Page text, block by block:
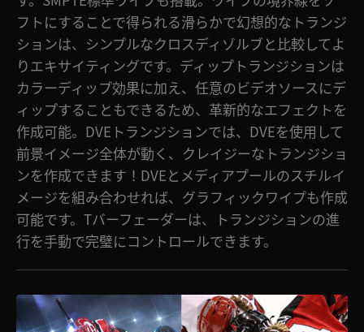
フトにすることで得られる滑らかで幻想的なトランジ
ションは、シンプルなクロスディゾルブと比較してよ
りエキサイティングです。ディップトランジションは
カラーディップ効果に加え、任意のビデオソースにデ
ィップすることもできるため、革新的なエフェクトを
作成可能。DVEトランジションでは、DVEを使用して
前景イメージ全体が動く、クレイジーなトランジショ
ンを作成できます！DVEとメディアプールのスチルイ
メージを組み合わせれば、グラフィックワイプも作成
可能です。Tバーフェーダーは、トランジションの進
行を手動で完璧にコントロールできます。